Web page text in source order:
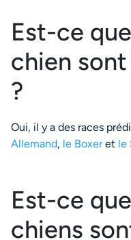
Est-ce
chien
?
Oui, il y a des races
Allemand, le Boxeret le
Est-ce
chiens